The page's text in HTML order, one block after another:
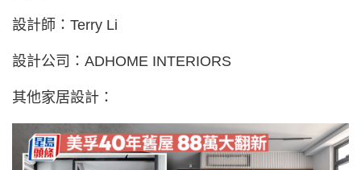
設計師：Terry Li
設計公司：ADHOME INTERIORS
其他家居設計：